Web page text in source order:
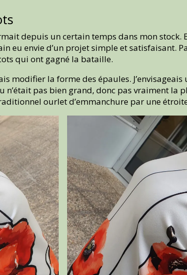
depuis un certain temps dans mon stock.
eu envie d’un projet simple et satisfaisant.
qui ont gagné la bataille.
modifier la forme des épaules.
pas bien grand, donc pas vraiment la
ourlet d’emmanchure par une